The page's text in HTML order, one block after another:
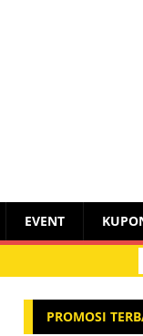
EVENT
PROMOSI